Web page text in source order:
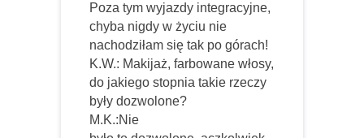
Poza tym wyjazdy integracyjne,
chyba nigdy w życiu nie
nachodziłam się tak po górach!
K.W.: Makijaż, farbowane włosy,
do jakiego stopnia takie rzeczy
były dozwolone?
M.K.:Nie